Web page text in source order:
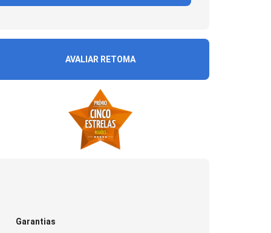
AVALIAR RETOMA
Garantias